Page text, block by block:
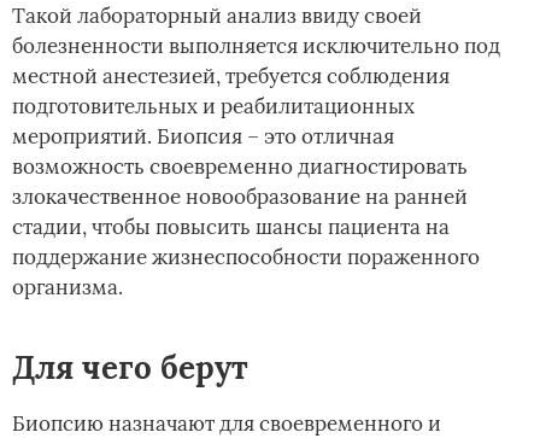
Такой лабораторный анализ ввиду своей
болезненности выполняется исключительно под
местной анестезией, требуется соблюдения
подготовительных и реабилитационных
мероприятий. Биопсия – это отличная
возможность своевременно диагностировать
злокачественное новообразование на ранней
стадии, чтобы повысить шансы пациента на
поддержание жизнеспособности пораженного
организма.
Для чего берут
Биопсию назначают для своевременного и